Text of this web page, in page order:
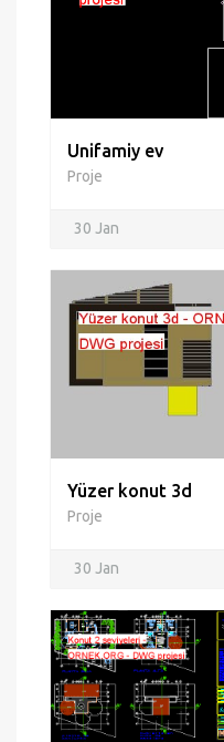
Unifamiy ev
Proje
30 Jan
Yüzer konut 3d
Proje
30 Jan